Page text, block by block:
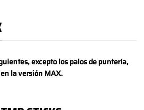
excepto los palos de puntería,
la versión MAX.